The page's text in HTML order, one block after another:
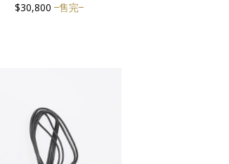
$30,800
售完